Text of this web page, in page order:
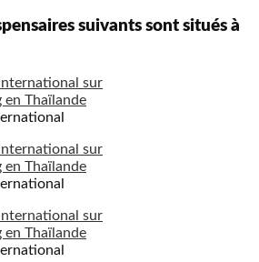
suivants sont situés à